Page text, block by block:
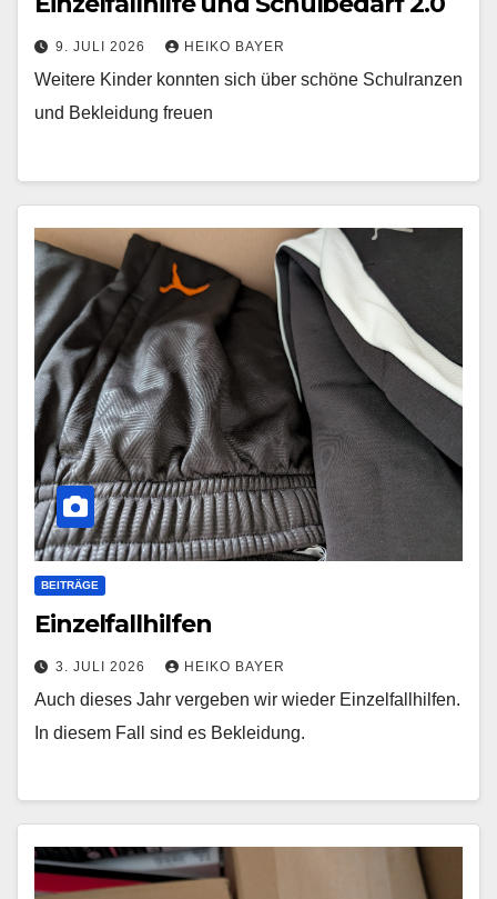
9. JULI 2026 HEIKO BAYER
Weitere Kinder konnten sich über schöne Schulranzen
und Bekleidung freuen
BEITRÄGE
Einzelfallhilfen
3. JULI 2026 HEIKO BAYER
Auch dieses Jahr vergeben wir wieder Einzelfallhilfen.
In diesem Fall sind es Bekleidung.